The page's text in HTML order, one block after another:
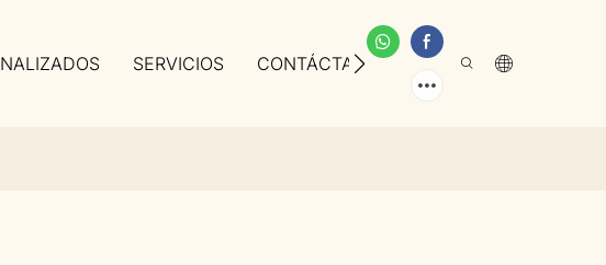
SERVICIOS CONTÁCTANOS SOBRE NOSOTROS